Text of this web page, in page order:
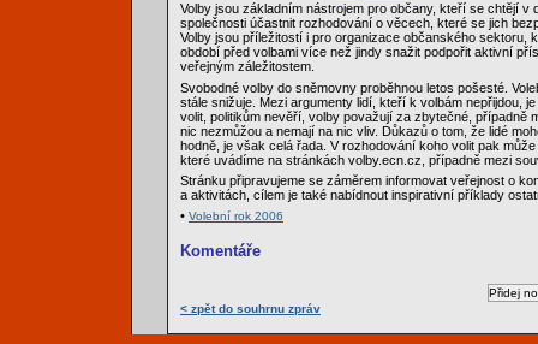
Volby jsou základním nástrojem pro občany, kteří se chtějí v
společnosti účastnit rozhodování o věcech, které se jich
Volby jsou příležitostí i pro organizace občanského sektoru,
období před volbami více než jindy snažit podpořit aktivní
veřejným záležitostem.
Svobodné volby do sněmovny proběhnou letos pošesté.
stále snižuje. Mezi argumenty lidí, kteří k volbám nepřijdou,
volit, politikům nevěří, volby považují za zbytečné, případně
nic nezmůžou a nemají na nic vliv. Důkazů o tom, že lidé
hodně, je však celá řada. V rozhodování koho volit pak
které uvádíme na stránkách volby.ecn.cz, případně mezi
Stránku připravujeme se záměrem informovat veřejnost o
a aktivitách, cílem je také nabídnout inspirativní příklady
• Volební rok 2006
Komentáře
< zpět do souhrnu zpráv